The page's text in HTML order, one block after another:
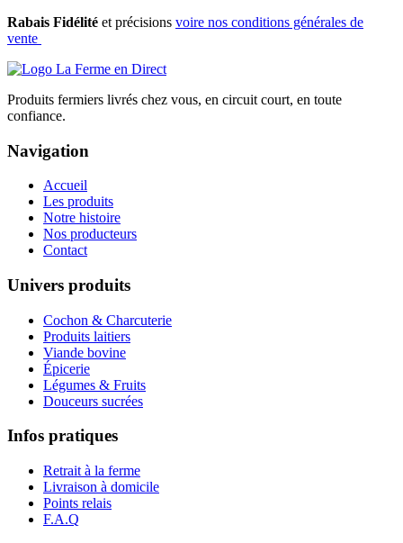
Rabais Fidélité et précisions voire nos conditions générales de
vente
Produits fermiers livrés chez vous, en circuit court, en toute
confiance.
Navigation
Accueil
Les produits
Notre histoire
Nos producteurs
Contact
Univers produits
Cochon & Charcuterie
Produits laitiers
Viande bovine
Épicerie
Légumes & Fruits
Douceurs sucrées
Infos pratiques
Retrait à la ferme
Livraison à domicile
Points relais
F.A.Q